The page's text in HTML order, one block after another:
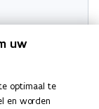
uw
optimaal te
en worden